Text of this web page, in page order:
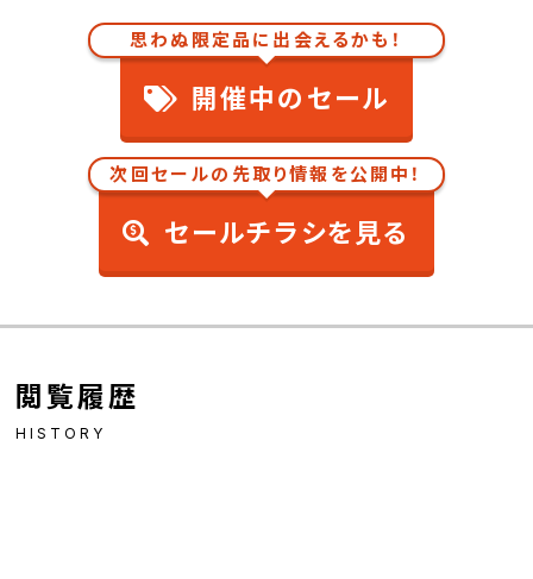
思わぬ限定品に出会えるかも！
開催中のセール
次回セールの先取り情報を公開中！
セールチラシを見る
閲覧履歴
HISTORY